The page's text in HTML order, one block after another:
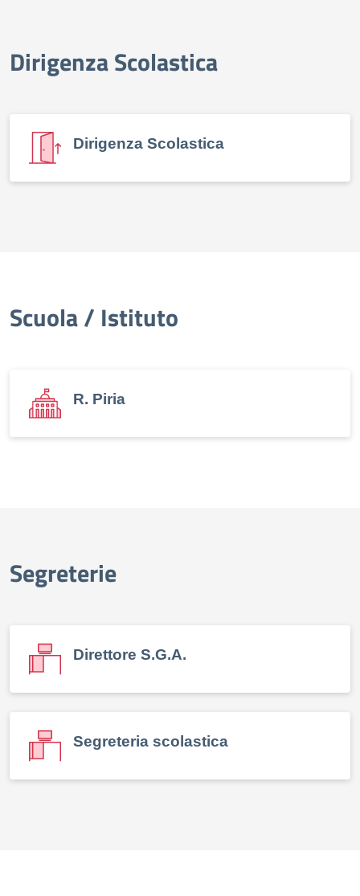
elenco degli organi
Dirigenza Scolastica
Dirigenza Scolastica
Scuola / Istituto
R. Piria
Segreterie
Direttore S.G.A.
Segreteria scolastica